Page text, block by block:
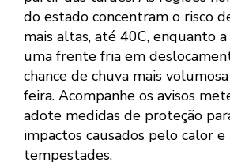
do estado concentram o risco
mais altas, até 40C, enquanto
uma frente fria em
chance de chuva mais
feira. Acompanhe os avisos
adote medidas de proteção
impactos causados pelo calor e
tempestades.